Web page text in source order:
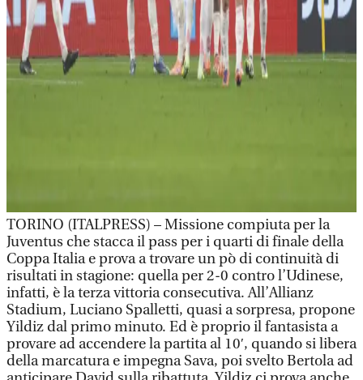
TORINO (ITALPRESS) – Missione compiuta per la
Juventus che stacca il pass per i quarti di finale della
Coppa Italia e prova a trovare un pò di continuità di
risultati in stagione: quella per 2-0 contro l’Udinese,
infatti, è la terza vittoria consecutiva. All’Allianz
Stadium, Luciano Spalletti, quasi a sorpresa, propone
Yildiz dal primo minuto. Ed è proprio il fantasista a
provare ad accendere la partita al 10′, quando si libera
della marcatura e impegna Sava, poi svelto Bertola ad